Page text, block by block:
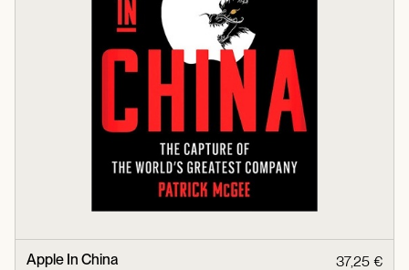
Apple In China 37,25 €